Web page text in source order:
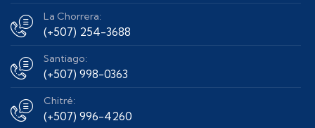
La Chorrera:
(+507) 254-3688
Santiago:
(+507) 998-0363
Chitré:
(+507) 996-4260